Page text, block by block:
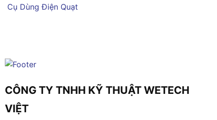
Cụ Dùng Điện Quạt
CÔNG TY TNHH KỸ THUẬT WETECH
VIỆT